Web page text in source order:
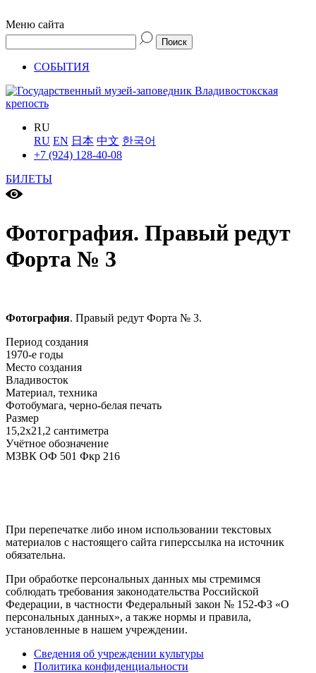
Меню сайта
СОБЫТИЯ
RU
RU EN 日本 中文 한국어
+7 (924) 128-40-08
БИЛЕТЫ
Фотография. Правый редут
Форта № 3
Фотография. Правый редут Форта № 3.
Период создания
1970-е годы
Место создания
Владивосток
Материал, техника
Фотобумага, черно-белая печать
Размер
15,2х21,2 сантиметра
Учётное обозначение
МЗВК ОФ 501 Фкр 216
При перепечатке либо ином использовании текстовых
материалов с настоящего сайта гиперссылка на источник
обязательна.
При обработке персональных данных мы стремимся
соблюдать требования законодательства Российской
Федерации, в частности Федеральный закон № 152-ФЗ «О
персональных данных», а также нормы и правила,
установленные в нашем учреждении.
Сведения об учреждении культуры
Политика конфиденциальности